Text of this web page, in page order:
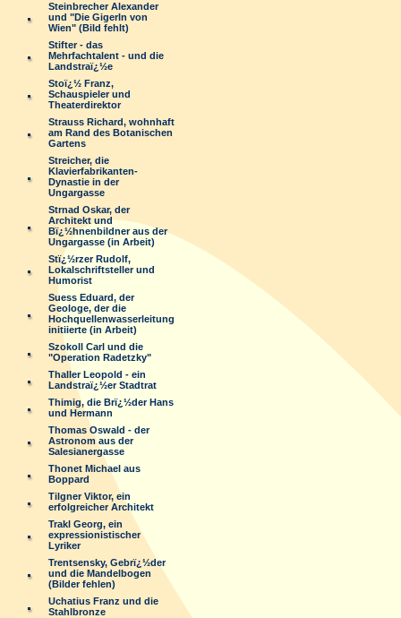
Steinbrecher Alexander
und "Die Gigerln von
Wien" (Bild fehlt)
Stifter - das
Mehrfachtalent - und die
Landstraï¿½e
Stoï¿½ Franz,
Schauspieler und
Theaterdirektor
Strauss Richard, wohnhaft
am Rand des Botanischen
Gartens
Streicher, die
Klavierfabrikanten-
Dynastie in der
Ungargasse
Strnad Oskar, der
Architekt und
Bï¿½hnenbildner aus der
Ungargasse (in Arbeit)
Stï¿½rzer Rudolf,
Lokalschriftsteller und
Humorist
Suess Eduard, der
Geologe, der die
Hochquellenwasserleitung
initiierte (in Arbeit)
Szokoll Carl und die
"Operation Radetzky"
Thaller Leopold - ein
Landstraï¿½er Stadtrat
Thimig, die Brï¿½der Hans
und Hermann
Thomas Oswald - der
Astronom aus der
Salesianergasse
Thonet Michael aus
Boppard
Tilgner Viktor, ein
erfolgreicher Architekt
Trakl Georg, ein
expressionistischer
Lyriker
Trentsensky, Gebrï¿½der
und die Mandelbogen
(Bilder fehlen)
Uchatius Franz und die
Stahlbronze